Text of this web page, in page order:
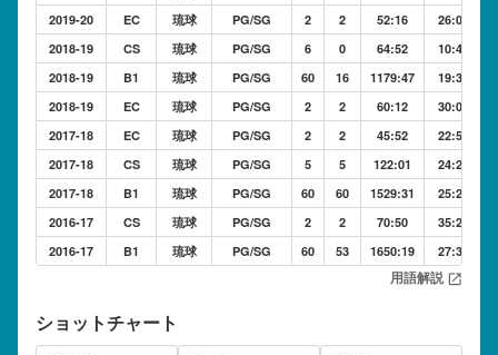
2019-20
EC 琉球 PG/SG 2 2 52:16 26:08
2018-19
CS 琉球 PG/SG 6 0 64:52 10:48
2018-19
B1 琉球 PG/SG 60 16 1179:47 19:39
2018-19
EC 琉球 PG/SG 2 2 60:12 30:06
2017-18
EC 琉球 PG/SG 2 2 45:52 22:56
2017-18
CS 琉球 PG/SG 5 5 122:01 24:24
2017-18
B1 琉球 PG/SG 60 60 1529:31 25:29
2016-17
CS 琉球 PG/SG 2 2 70:50 35:25
2016-17
B1 琉球 PG/SG 60 53 1650:19 27:30
用語解説 open_in_new
ショットチャート